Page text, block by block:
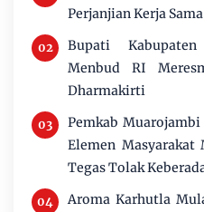
Perjanjian Kerja
Bupati
Menbud RI
Dharmakirti
Pemkab
Elemen Masyarakat
Tegas Tolak
Aroma Karhutla